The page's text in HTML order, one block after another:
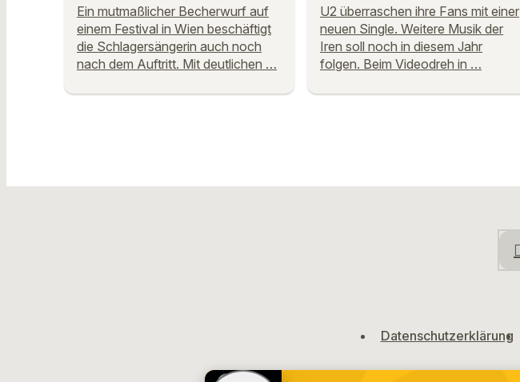
Ein mutmaßlicher Becherwurf auf
einem Festival in Wien beschäftigt
die Schlagersängerin auch noch
nach dem Auftritt. Mit deutlichen …
U2 überraschen ihre Fans mit einer
neuen Single. Weitere Musik der
Iren soll noch in diesem Jahr
folgen. Beim Videodreh in …
Datenschutzerklärung